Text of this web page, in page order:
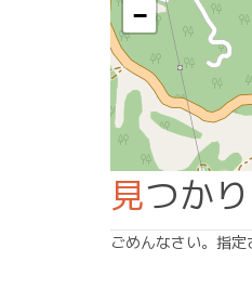
−
見つか
ごめんなさい。指定